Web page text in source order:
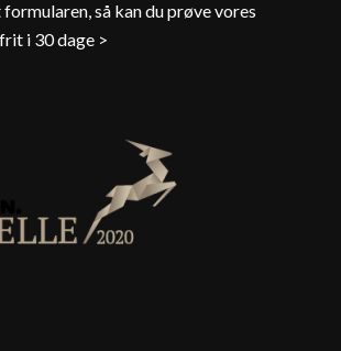
så kan du prøve vores
i 30 dage >